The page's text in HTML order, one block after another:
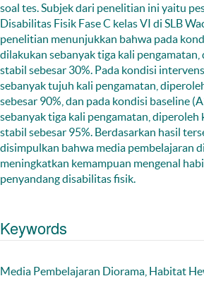
soal tes. Subjek dari penelitian ini yaitu
Disabilitas Fisik Fase C kelas VI di SLB
penelitian menunjukkan bahwa pada
dilakukan sebanyak tiga kali
stabil sebesar 30%. Pada kondisi
sebanyak tujuh kali pengamatan,
sebesar 90%, dan pada kondisi baseline
sebanyak tiga kali pengamatan, diperoleh
stabil sebesar 95%. Berdasarkan hasil
disimpulkan bahwa media pembelajaran
meningkatkan kemampuan mengenal
penyandang disabilitas fisik.
Keywords
Media Pembelajaran Diorama, Habitat